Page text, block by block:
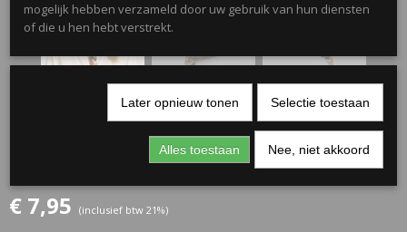
Parelsjaal 6 •
Oranje/Zwart/Wit
€ 7,95 (inclusief btw 21%)
mogelijk hebben verzameld door uw gebruik van hun diensten
of die u hen hebt verstrekt.
Later opnieuw tonen Selectie toestaan
Alles toestaan Nee, niet akkoord